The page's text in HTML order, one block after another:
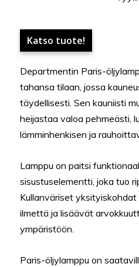
Katso tuote!
Departmentin Paris-
tahansa tilaan, jossa
täydellisesti. Sen kauniisti
heijastaa valoa pehmeästi,
lämminhenkisen ja
Lamppu on paitsi
sisustuselementti, joka tuo
Kullanväriset
ilmettä ja lisäävät
ympäristöön.
Paris-öljylamppu on